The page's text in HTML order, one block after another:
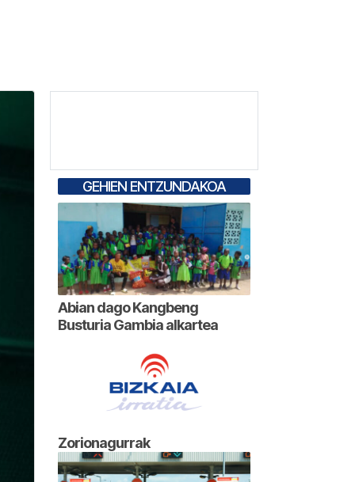
GEHIEN ENTZUNDAKOA
Abian dago Kangbeng
Busturia Gambia alkartea
Zorionagurrak